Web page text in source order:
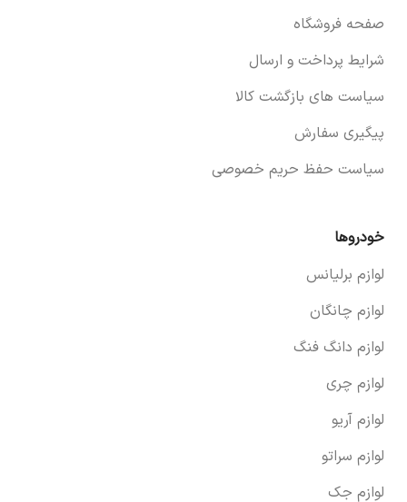
صفحه فروشگاه
شرایط پرداخت و ارسال
سیاست های بازگشت کالا
پیگیری سفارش
سیاست حفظ حریم خصوصی
خودروها
لوازم برلیانس
لوازم چانگان
لوازم دانگ فنگ
لوازم چری
لوازم آریو
لوازم سراتو
لوازم جک